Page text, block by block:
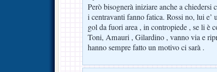
Però bisognerà iniziare anche a chiedersi
i centravanti fanno fatica. Rossi no, lui e’
gol da fuori area , in contropiede , se li è
Toni, Amauri , Gilardino , vanno via e
hanno sempre fatto un motivo ci sarà .